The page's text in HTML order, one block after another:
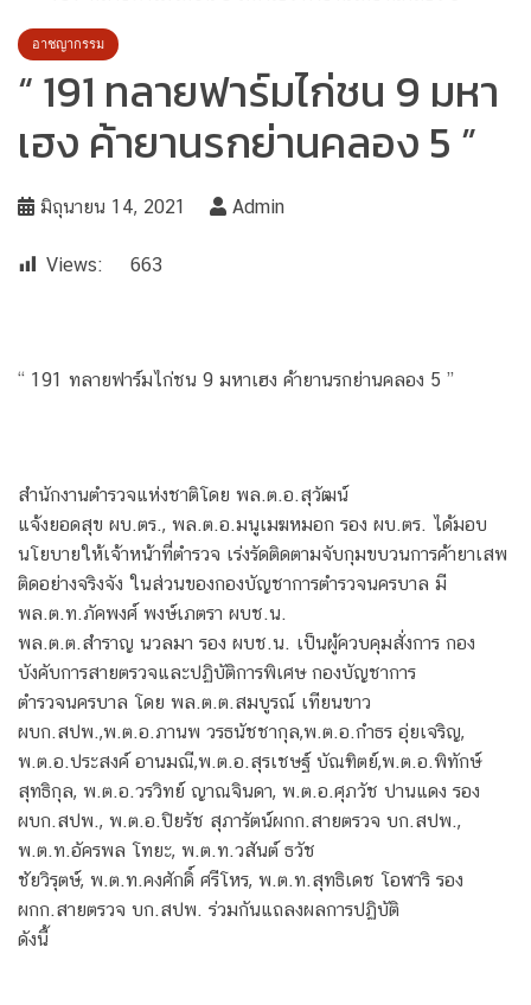
อาชญากรรม
“ 191 ทลายฟาร์มไก่ชน 9 มหา
เฮง ค้ายานรกย่านคลอง 5 ”
มิถุนายน 14, 2021 Admin
Views: 663
“ 191 ทลายฟาร์มไก่ชน 9 มหาเฮง ค้ายานรกย่านคลอง 5 ”
สำนักงานตำรวจแห่งชาติโดย พล.ต.อ.สุวัฒน์
แจ้งยอดสุข ผบ.ตร., พล.ต.อ.มนูเมฆหมอก รอง ผบ.ตร. ได้มอบ
นโยบายให้เจ้าหน้าที่ตำรวจ เร่งรัดติดตามจับกุมขบวนการค้ายาเสพ
ติดอย่างจริงจัง ในส่วนของกองบัญชาการตำรวจนครบาล มี
พล.ต.ท.ภัคพงศ์ พงษ์เภตรา ผบช.น.
พล.ต.ต.สำราญ นวลมา รอง ผบช.น. เป็นผู้ควบคุมสั่งการ กอง
บังคับการสายตรวจและปฏิบัติการพิเศษ กองบัญชาการ
ตำรวจนครบาล โดย พล.ต.ต.สมบูรณ์ เทียนขาว
ผบก.สปพ.,พ.ต.อ.ภานพ วรธนัชชากุล,พ.ต.อ.กำธร อุ่ยเจริญ,
พ.ต.อ.ประสงค์ อานมณี,พ.ต.อ.สุรเชษฐ์ บัณฑิตย์,พ.ต.อ.พิทักษ์
สุทธิกุล, พ.ต.อ.วรวิทย์ ญาณจินดา, พ.ต.อ.ศุภวัช ปานแดง รอง
ผบก.สปพ., พ.ต.อ.ปิยรัช สุภารัตน์ผกก.สายตรวจ บก.สปพ.,
พ.ต.ท.อัครพล โทยะ, พ.ต.ท.วสันต์ ธวัช
ชัยวิรุตษ์, พ.ต.ท.คงศักดิ์ ศรีโหร, พ.ต.ท.สุทธิเดช โอฬาริ รอง
ผกก.สายตรวจ บก.สปพ. ร่วมกันแถลงผลการปฏิบัติ
ดังนี้